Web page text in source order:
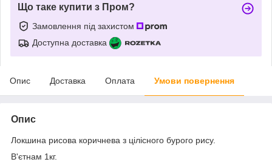
Що таке купити з Пром?
Замовлення під захистом
Доступна доставка
Опис Доставка Оплата Умови повернення
Опис
Локшина рисова коричнева з цілісного бурого рису.
В'єтнам 1кг.